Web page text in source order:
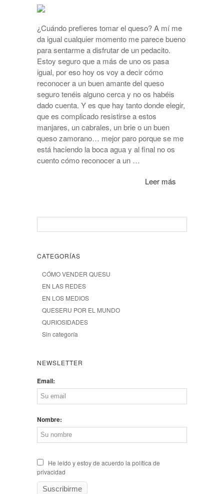
¿Cuándo prefieres tomar el queso? A mí me
da igual cualquier momento me parece bueno
para sentarme a disfrutar de un pedacito.
Estoy seguro que a más de uno os pasa
igual, por eso hoy os voy a decir cómo
reconocer a un buen amante del queso
seguro tenéis alguno cerca y no os habéis
dado cuenta. Y es que hay tanto donde elegir,
que es complicado resistirse a estos
manjares, un cabrales, un brie o un buen
queso zamorano… mejor paro porque se me
está haciendo la boca agua y al final no os
cuento cómo reconocer a un …
Leer más
CATEGORÍAS
CÓMO VENDER QUESU
EN LAS REDES
EN LOS MEDIOS
QUESERU POR EL MUNDO
QURIOSIDADES
Sin categoría
NEWSLETTER
Email:
Nombre:
He leído y estoy de acuerdo la política de
privacidad